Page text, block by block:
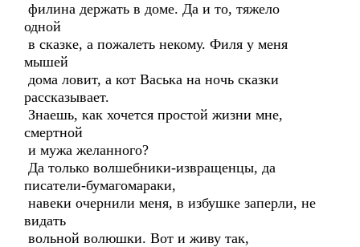
филина держать в доме. Да и то, тяжело
одной
в сказке, а пожалеть некому. Филя у меня
мышей
дома ловит, а кот Васька на ночь сказки
рассказывает.
Знаешь, как хочется простой жизни мне,
смертной
и мужа желанного?
Да только волшебники-извращенцы, да
писатели-бумагомараки,
навеки очернили меня, в избушке заперли, не
видать
вольной волюшки. Вот и живу так,